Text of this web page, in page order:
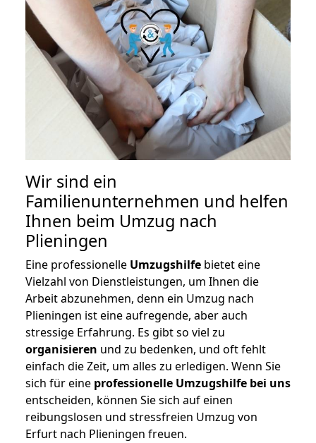
Wir sind ein
Familienunternehmen und helfen
Ihnen beim Umzug nach
Plieningen
Eine professionelle Umzugshilfe bietet eine
Vielzahl von Dienstleistungen, um Ihnen die
Arbeit abzunehmen, denn ein Umzug nach
Plieningen ist eine aufregende, aber auch
stressige Erfahrung. Es gibt so viel zu
organisieren und zu bedenken, und oft fehlt
einfach die Zeit, um alles zu erledigen. Wenn Sie
sich für eine professionelle Umzugshilfe bei uns
entscheiden, können Sie sich auf einen
reibungslosen und stressfreien Umzug von
Erfurt nach Plieningen freuen.